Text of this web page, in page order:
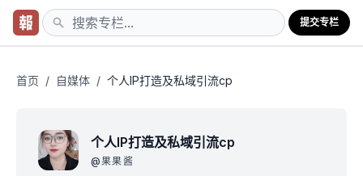
提交专栏
首页 / 自媒体 / 个人IP打造及私域引流cp
个人IP打造及私域引流cp
@果果酱